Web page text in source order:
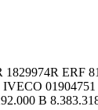
ERF
01904751
B